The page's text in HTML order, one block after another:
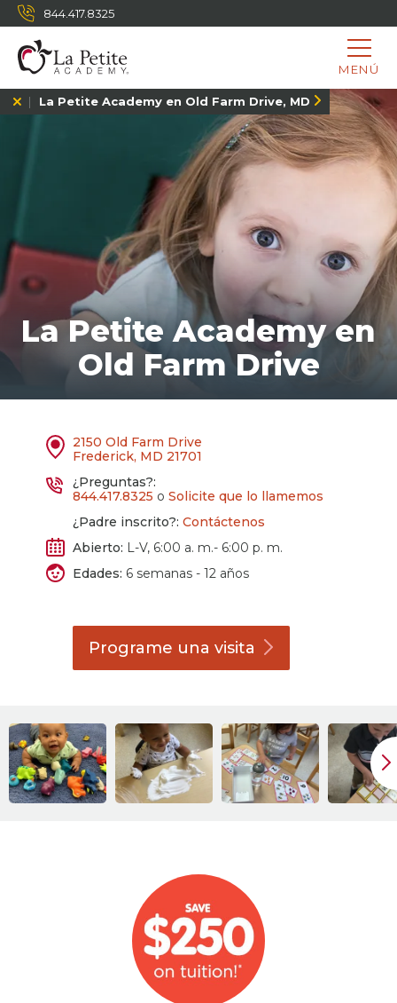
844.417.8325
MENÚ
La Petite Academy en Old Farm Drive, MD
La Petite Academy en
Old Farm Drive
2150 Old Farm Drive
Frederick, MD 21701
¿Preguntas?:
844.417.8325 o Solicite que lo llamemos
¿Padre inscrito?: Contáctenos
Abierto: L-V, 6:00 a. m.- 6:00 p. m.
Edades: 6 semanas - 12 años
Programe unavisita